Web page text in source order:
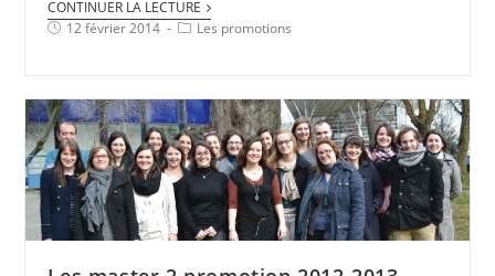
CONTINUER LA LECTURE
12 février 2014
Les promotions